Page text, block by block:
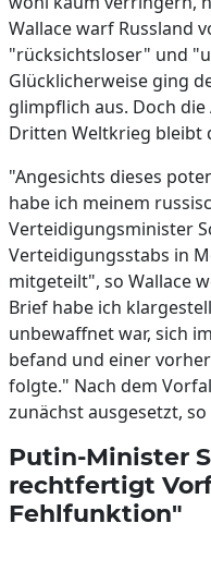
Wallace warf Russland
"rücksichtsloser" und
Glücklicherweise ging
glimpflich aus. Doch
Dritten Weltkrieg bleibt
"Angesichts dieses
habe ich meinem
Verteidigungsminister
Verteidigungsstabs in
mitgeteilt", so Wallace
Brief habe ich
unbewaffnet war, sich
befand und einer
folgte." Nach dem
zunächst ausgesetzt, so
Putin-Minister
rechtfertigt
Fehlfunktion"